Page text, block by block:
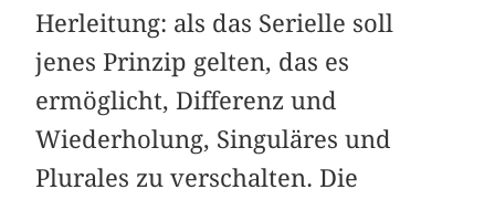
Herleitung: als das Serielle soll
jenes Prinzip gelten, das es
ermöglicht, Differenz und
Wiederholung, Singuläres und
Plurales zu verschalten. Die